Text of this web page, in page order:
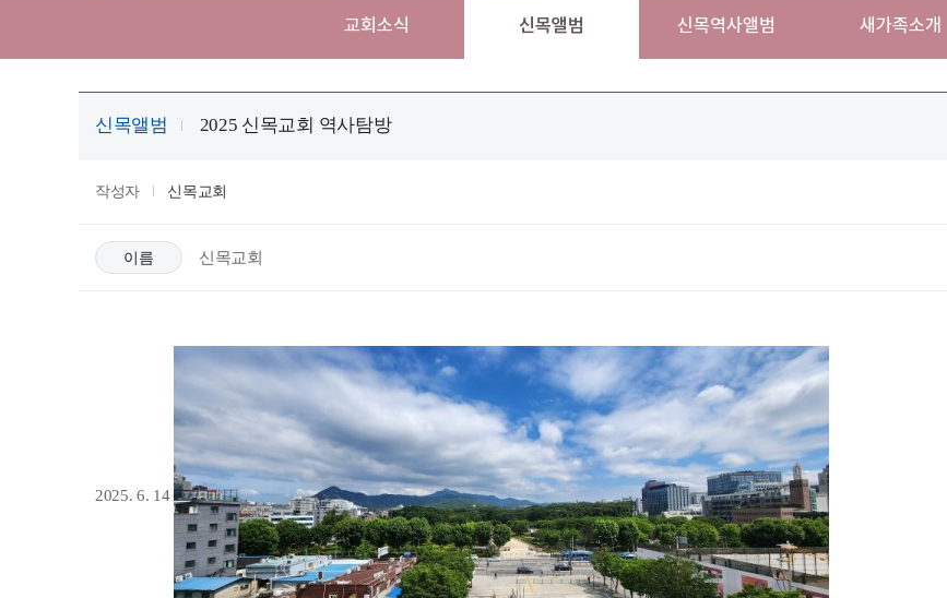
교회소식 신목앨범 신목역사앨범 새가족소개
신목앨범 2025 신목교회 역사탐방
작성자 신목교회
이름 신목교회
2025. 6. 14